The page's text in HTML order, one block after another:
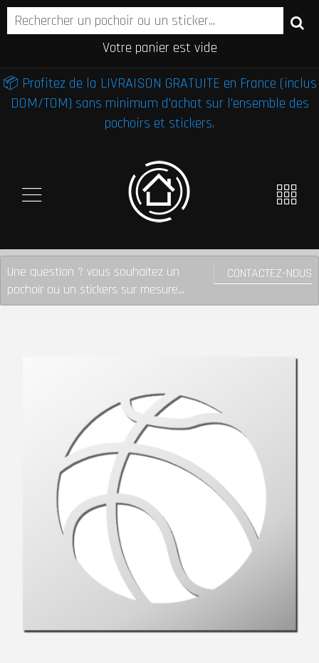
Votre panier est vide
📦 Profitez de la LIVRAISON GRATUITE en France (inclus
DOM/TOM) sans minimum d'achat sur l'ensemble des
pochoirs et stickers.
CONTACTEZ-NOUS
Une question ? vous souhaitez un
pochoir ou un stickers sur mesure...